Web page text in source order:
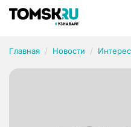
Главная Новости